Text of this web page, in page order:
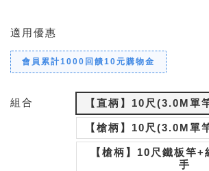
適用優惠
會員累計1000回饋10元購物金
組合 【直柄】10尺(3.0M單
【槍柄】10尺(3.0M單
【槍柄】10尺鐵板竿
手